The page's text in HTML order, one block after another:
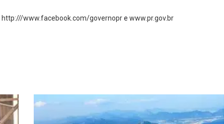
http:///www.facebook.com/governopre www.pr.gov.br